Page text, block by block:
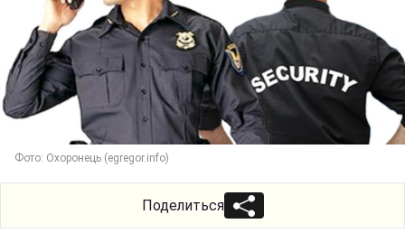
Фото: Охоронець (egregor.info)
Поделиться